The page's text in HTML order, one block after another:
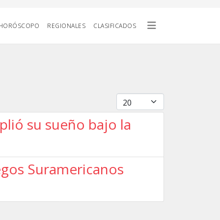
REGIONALES CLASIFICADOS
Cantidad
su sueño bajo la
Suramericanos